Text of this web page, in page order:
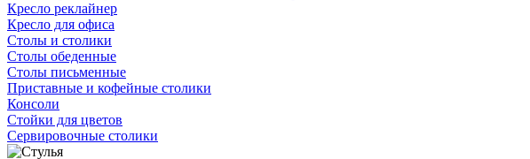
Кресло реклайнер
Кресло для офиса
Столы и столики
Столы обеденные
Столы письменные
Приставные и кофейные столики
Консоли
Стойки для цветов
Сервировочные столики